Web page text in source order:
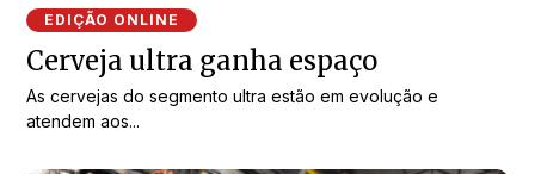
EDIÇÃO ONLINE
Cerveja ultra ganha espaço
As cervejas do segmento ultra estão em evolução e
atendem aos...